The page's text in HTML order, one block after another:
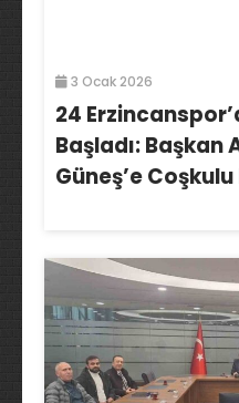
3 Ocak 2026
24
Başladı:
Güneş’e